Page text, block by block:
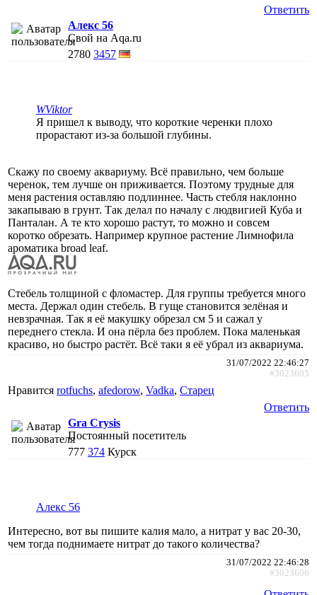
Ответить
Алекс 56
Свой на Aqa.ru
2780 3457
WViktor
Я пришел к выводу, что короткие черенки плохо
прорастают из-за большой глубины.
Скажу по своему аквариуму. Всё правильно, чем больше
черенок, тем лучше он приживается. Поэтому трудные для
меня растения оставляю подлиннее. Часть стебля наклонно
закапываю в грунт. Так делал по началу с людвигией Куба и
Панталан. А те кто хорошо растут, то можно и совсем
коротко обрезать. Например крупное растение Лимнофила
ароматика broad leaf.
Стебель толщиной с фломастер. Для группы требуется много
места. Держал один стебель. В гуще становится зелёная и
невзрачная. Так я её макушку обрезал см 5 и сажал у
переднего стекла. И она пёрла без проблем. Пока маленькая
красиво, но быстро растёт. Всё таки я её убрал из аквариума.
31/07/2022 22:46:27
#3023605
Нравится rotfuchs, afedorow, Vadka, Старец
Ответить
Gra Crysis
Постоянный посетитель
777 374 Курск
Алекс 56
Интересно, вот вы пишите калия мало, а нитрат у вас 20-30,
чем тогда поднимаете нитрат до такого количества?
31/07/2022 22:46:28
#3023606